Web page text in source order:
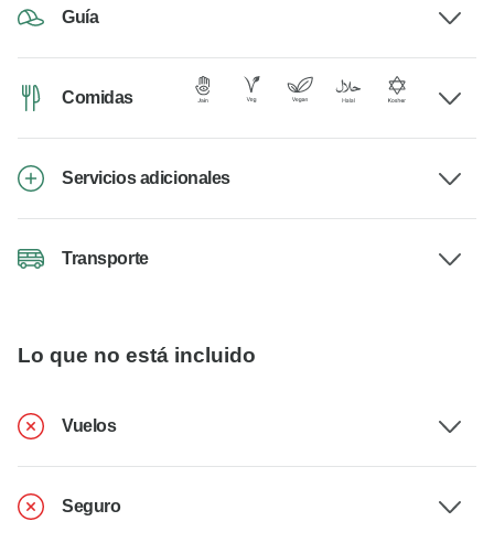
Guía
Comidas
Servicios adicionales
Transporte
Lo que no está incluido
Vuelos
Seguro